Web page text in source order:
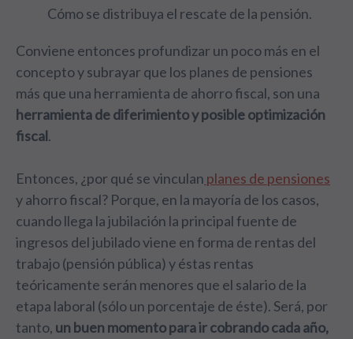
Cómo se distribuya el rescate de la pensión.
Conviene entonces profundizar un poco más en el
concepto y subrayar que los planes de pensiones
más que una herramienta de ahorro fiscal, son una
herramienta de diferimiento y posible optimización
fiscal.
Entonces, ¿por qué se vinculan planes de pensiones
y ahorro fiscal? Porque, en la mayoría de los casos,
cuando llega la jubilación la principal fuente de
ingresos del jubilado viene en forma de rentas del
trabajo (pensión pública) y éstas rentas
teóricamente serán menores que el salario de la
etapa laboral (sólo un porcentaje de éste). Será, por
tanto, un buen momento para ir cobrando cada año,